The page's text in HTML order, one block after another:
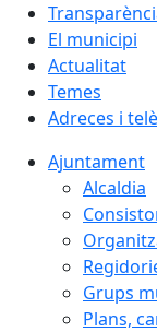
El municipi
Actualitat
Temes
Adreces i
Ajuntament
Alcaldia
Grups
Plans,